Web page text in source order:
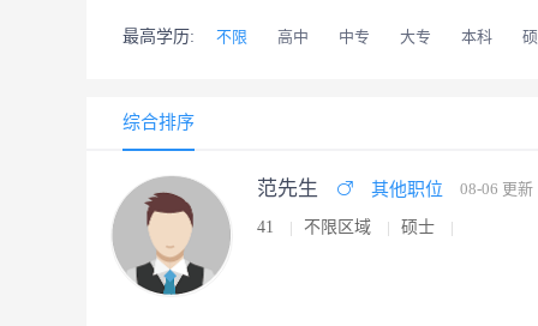
最高学历: 不限 高中 中专 大专 本科
综合排序
范先生 其他职位 08-06 更新
41 不限区域 硕士